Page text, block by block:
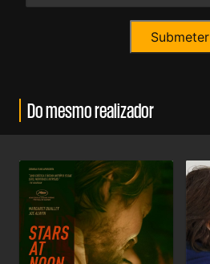
Do mesmo realizador